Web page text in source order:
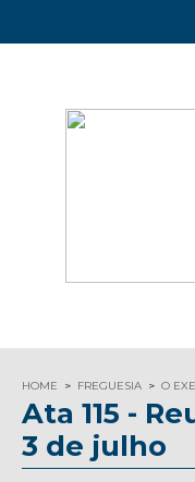
HOME FREGUESIA O
Ata 115 -
3 de julho